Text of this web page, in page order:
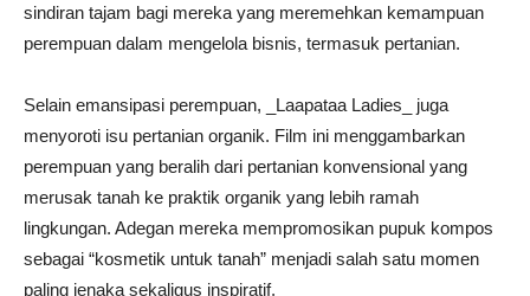
sindiran tajam bagi mereka yang meremehkan kemampuan
perempuan dalam mengelola bisnis, termasuk pertanian.
Selain emansipasi perempuan, _Laapataa Ladies_ juga
menyoroti isu pertanian organik. Film ini menggambarkan
perempuan yang beralih dari pertanian konvensional yang
merusak tanah ke praktik organik yang lebih ramah
lingkungan. Adegan mereka mempromosikan pupuk kompos
sebagai “kosmetik untuk tanah” menjadi salah satu momen
paling jenaka sekaligus inspiratif.